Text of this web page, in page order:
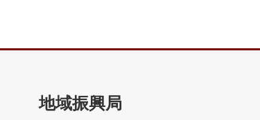
地域振興局